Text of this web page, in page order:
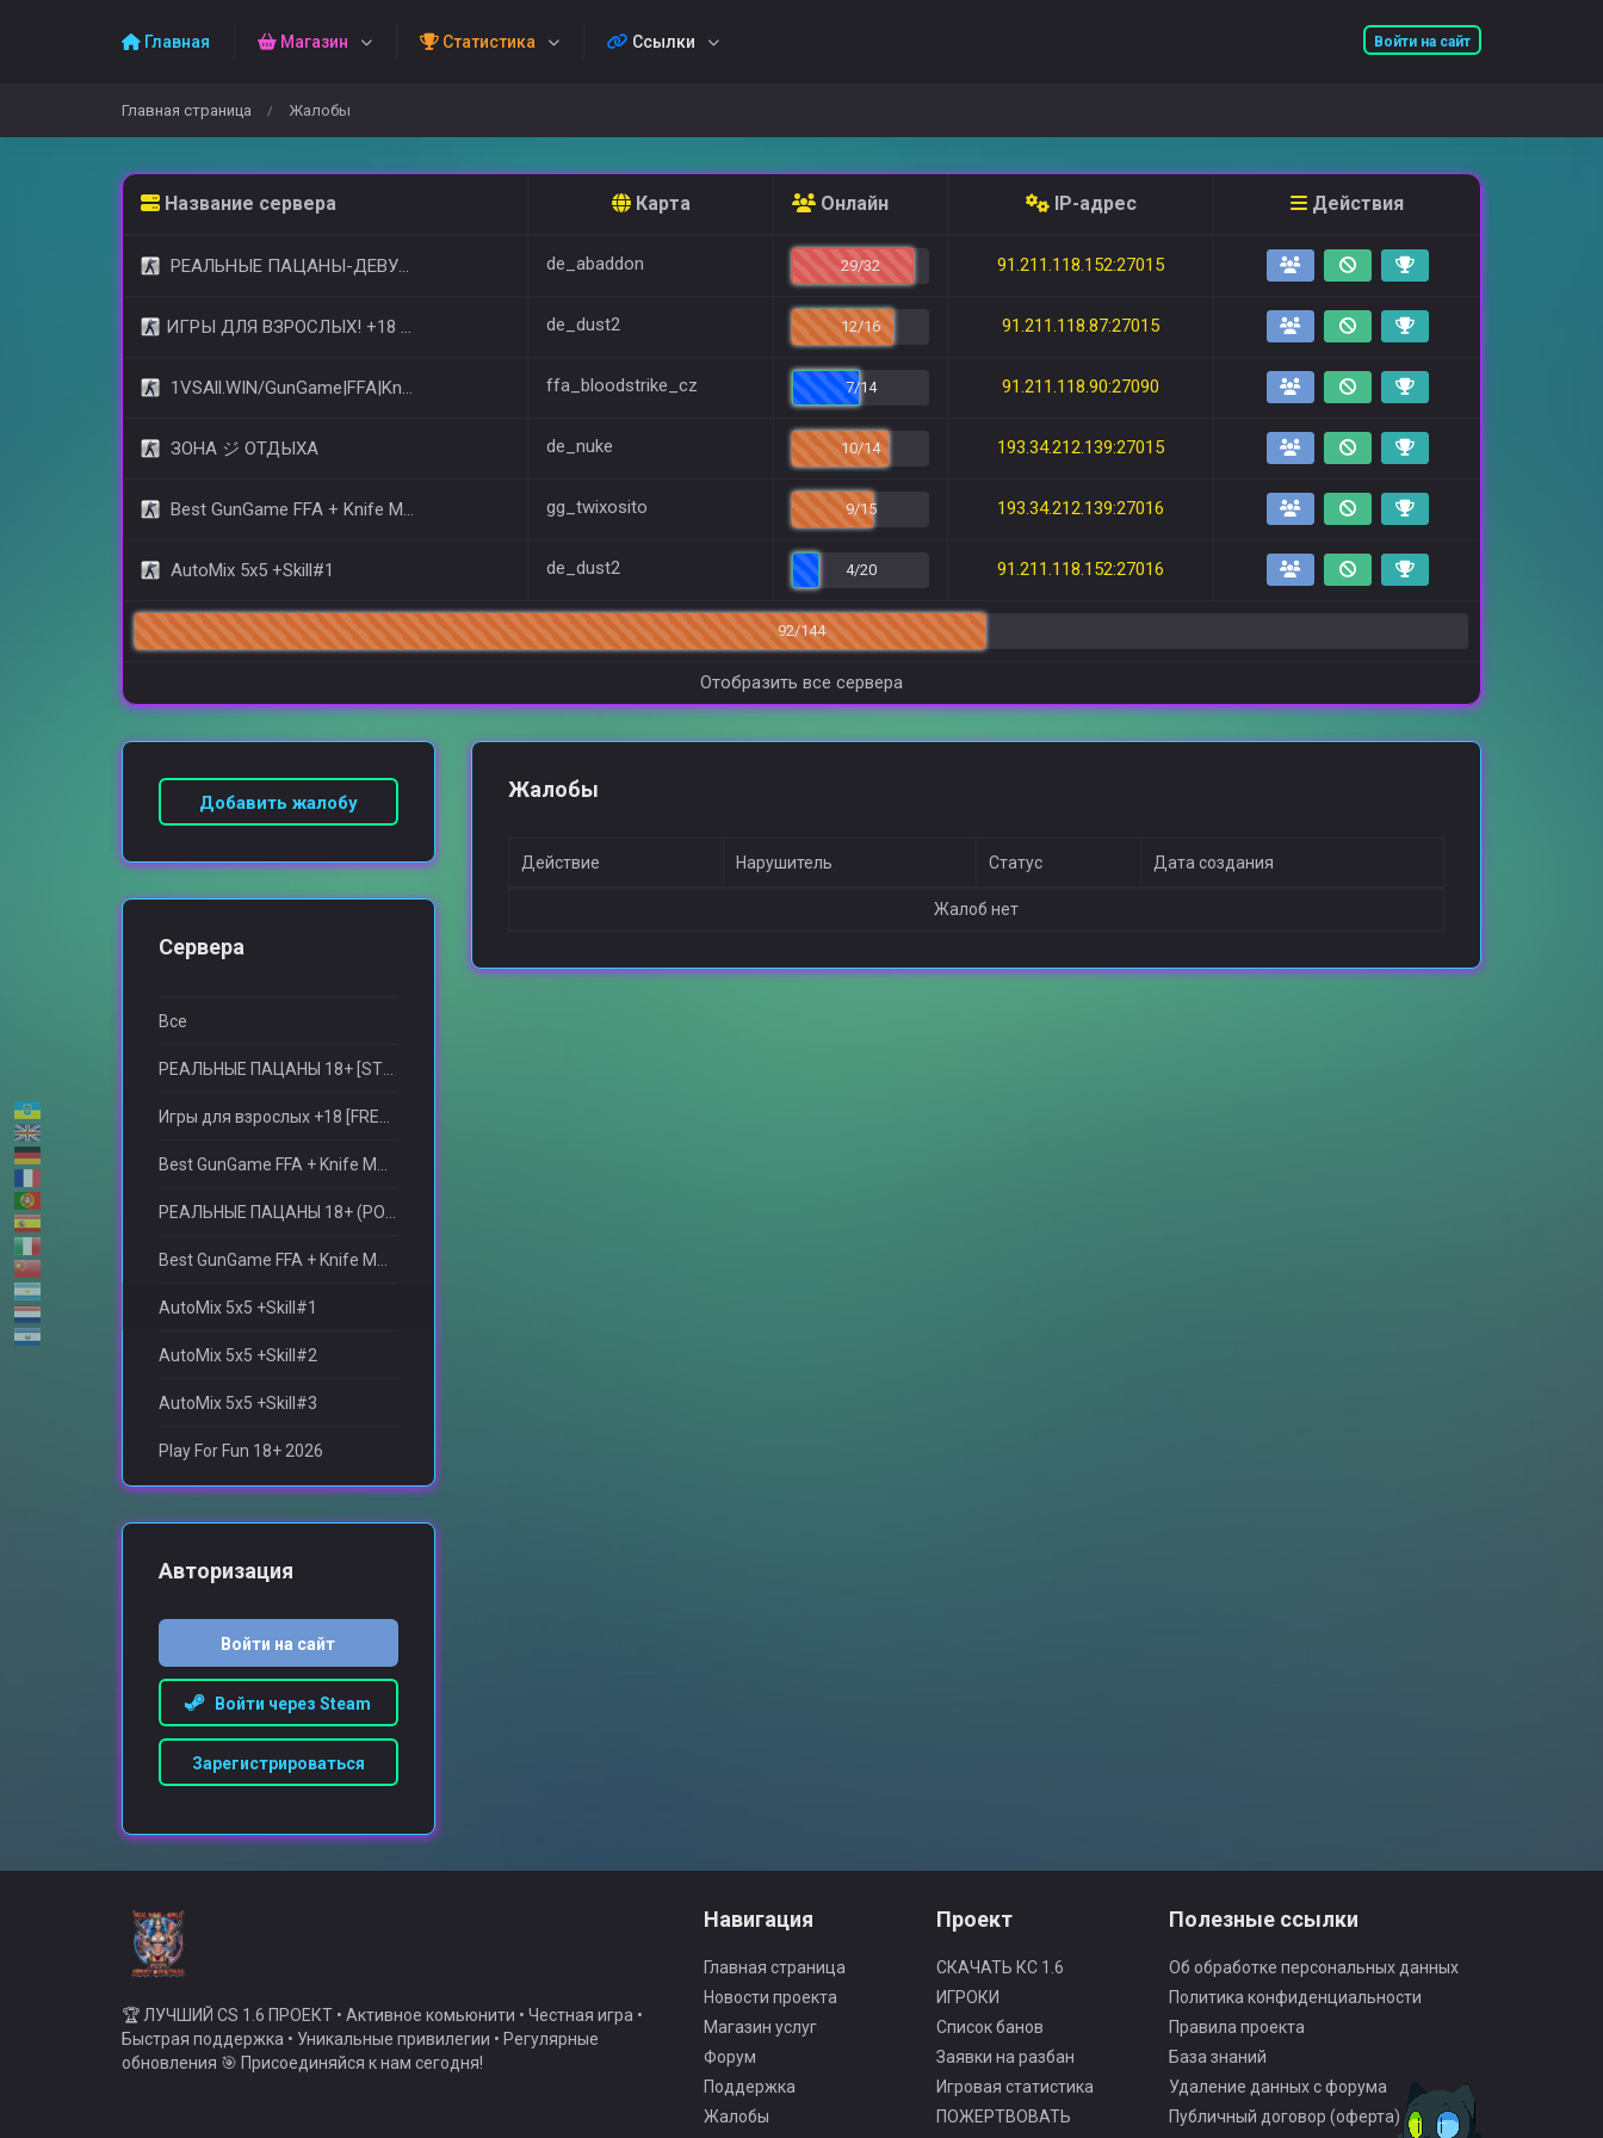
Войти на сайт
Главная Магазин Статистика Ссылки
Главная страница / Жалобы
Название сервера Карта Онлайн IP-адрес Действия
РЕАЛЬНЫЕ ПАЦАНЫ-ДЕВУШКИ 18+ [STEAM BONUS] de_abaddon 29/32 91.211.118.152:27015
​ИГРЫ ДЛЯ ВЗРОСЛЫХ! +18 © (FREE VIP) de_dust2 12/16 91.211.118.87:27015
1VSAll.WIN/GunGame|FFA|KnIfE MoD ffa_bloodstrike_cz 7/14 91.211.118.90:27090
ЗОНА ジ ОТДЫХА de_nuke 10/14 193.34.212.139:27015
Best GunGame FFA + Knife MOD(+18) gg_twixosito 9/15 193.34.212.139:27016
AutoMix 5x5 +Skill#1 de_dust2 4/20 91.211.118.152:27016
92/144
Отобразить все сервера
Жалобы
Действие Нарушитель Статус Дата создания
Жалоб нет
Добавить жалобу
Сервера
Все
AutoMix 5x5 +Skill#1
AutoMix 5x5 +Skill#2
AutoMix 5x5 +Skill#3
Play For Fun 18+ 2026
Авторизация
Войти на сайт
Войти через Steam
Зарегистрироваться
🏆 ЛУЧШИЙ CS 1.6 ПРОЕКТ • Активное комьюнити • Честная игра •
Быстрая поддержка • Уникальные привилегии • Регулярные
обновления 🎯 Присоединяйся к нам сегодня!
Навигация
Главная страница
Новости проекта
Магазин услуг
Форум
Поддержка
Жалобы
Проект
СКАЧАТЬ КС 1.6
ИГРОКИ
Список банов
Заявки на разбан
Игровая статистика
ПОЖЕРТВОВАТЬ
Полезные ссылки
Об обработке персональных данных
Политика конфиденциальности
Правила проекта
База знаний
Удаление данных с форума
Публичный договор (оферта)